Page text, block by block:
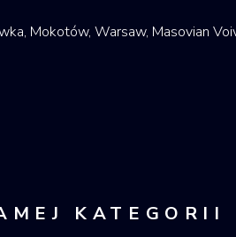
Mokotów, Warsaw, Masovian
KATEGORII